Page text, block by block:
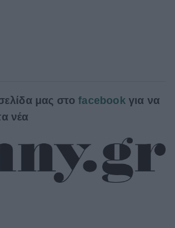
μας στοfacebook για να
νέα